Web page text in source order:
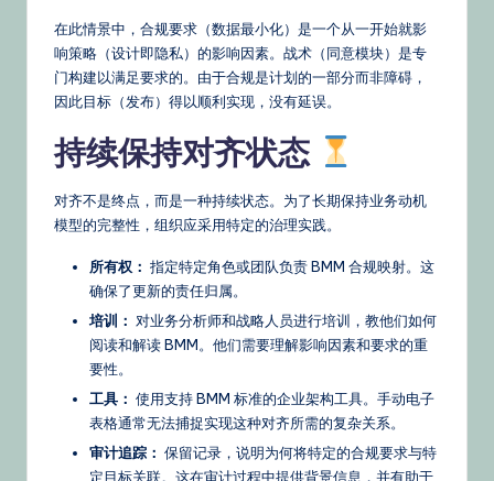
在此情景中，合规要求（数据最小化）是一个从一开始就影
响策略（设计即隐私）的影响因素。战术（同意模块）是专
门构建以满足要求的。由于合规是计划的一部分而非障碍，
因此目标（发布）得以顺利实现，没有延误。
持续保持对齐状态
对齐不是终点，而是一种持续状态。为了长期保持业务动机
模型的完整性，组织应采用特定的治理实践。
所有权： 指定特定角色或团队负责 BMM 合规映射。这
确保了更新的责任归属。
培训： 对业务分析师和战略人员进行培训，教他们如何
阅读和解读 BMM。他们需要理解影响因素和要求的重
要性。
工具： 使用支持 BMM 标准的企业架构工具。手动电子
表格通常无法捕捉实现这种对齐所需的复杂关系。
审计追踪： 保留记录，说明为何将特定的合规要求与特
定目标关联。这在审计过程中提供背景信息，并有助于